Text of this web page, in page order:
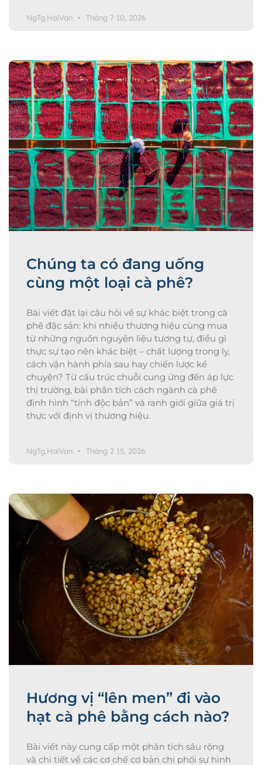
NgTg.HaiVan Tháng 7 10, 2026
Chúng ta có đang uống
cùng một loại cà phê?
Bài viết đặt lại câu hỏi về sự khác biệt trong cà
phê đặc sản: khi nhiều thương hiệu cùng mua
từ những nguồn nguyên liệu tương tự, điều gì
thực sự tạo nên khác biệt – chất lượng trong ly,
cách vận hành phía sau hay chiến lược kể
chuyện? Từ cấu trúc chuỗi cung ứng đến áp lực
thị trường, bài phân tích cách ngành cà phê
định hình “tính độc bản” và ranh giới giữa giá trị
thực với định vị thương hiệu.
NgTg.HaiVan Tháng 2 15, 2026
Hương vị “lên men” đi vào
hạt cà phê bằng cách nào?
Bài viết này cung cấp một phân tích sâu rộng
và chi tiết về các cơ chế cơ bản chi phối sự hình